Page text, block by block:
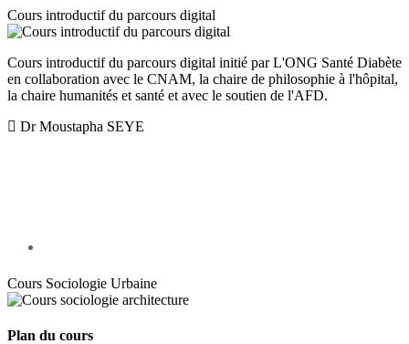
Cours introductif du parcours digital
Cours introductif du parcours digital initié par L'ONG Santé Diabète
en collaboration avec le CNAM, la chaire de philosophie à l'hôpital,
la chaire humanités et santé et avec le soutien de l'AFD.
Dr Moustapha SEYE
Cours Sociologie Urbaine
Plan du cours